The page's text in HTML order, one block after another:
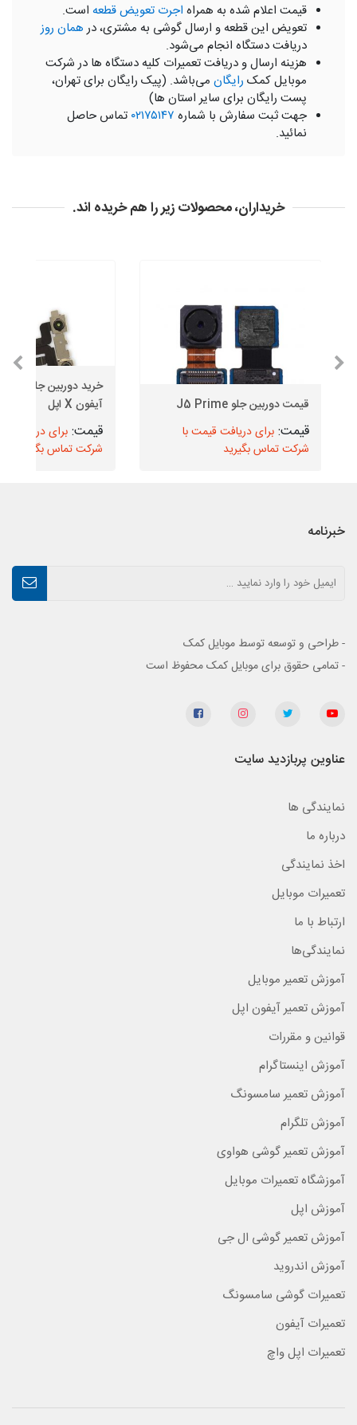
قیمت اعلام شده به همراه اجرت تعویض قطعه است.
تعویض این قطعه و ارسال گوشی به مشتری، درهمان روز
دریافت دستگاه انجام می‌شود.
هزینه ارسال و دریافت تعمیرات کلیه دستگاه ها در شرکت
موبایل کمک رایگان می‌باشد. (پیک رایگان برای تهران،
پست رایگان برای سایر استان ها)
جهت ثبت سفارش با شماره ۰۲۱۷۵۱۴۷ تماس حاصل
نمائید.
خریداران، محصولات زیر را هم خریده اند.
قیمت دوربین جلو J5 Prime
برای دریافت قیمت با
شرکت تماس بگیرید
خرید دوربین جلو
آیفون X اپل
برای دریافت
شرکت تماس بگیرید
خبرنامه
- طراحی و توسعه توسط موبایل کمک
- تمامی حقوق برای موبایل کمک محفوظ است
عناوین پربازدید سایت
نمایندگی ها
درباره ما
اخذ نمایندگی
تعمیرات موبایل
ارتباط با ما
نمایندگی‌ها
آموزش تعمیر موبایل
آموزش تعمیر آیفون اپل
قوانین و مقررات
آموزش اینستاگرام
آموزش تعمیر سامسونگ
آموزش تلگرام
آموزش تعمیر گوشی هواوی
آموزشگاه تعمیرات موبایل
آموزش اپل
آموزش تعمیر گوشی ال جی
آموزش اندروید
تعمیرات گوشی سامسونگ
تعمیرات آیفون
تعمیرات اپل واچ